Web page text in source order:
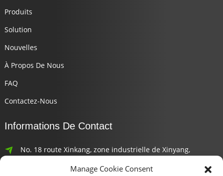
Produits
Solution
Nouvelles
À Propos De Nous
FAQ
Contactez-Nous
Informations De Contact
No. 18 route Xinkang, zone industrielle de Xinyang,
Manage Cookie Consent